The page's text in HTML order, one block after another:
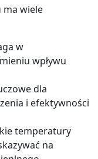
wiele
w
wpływu
dla
i efektywności
temperatury
na